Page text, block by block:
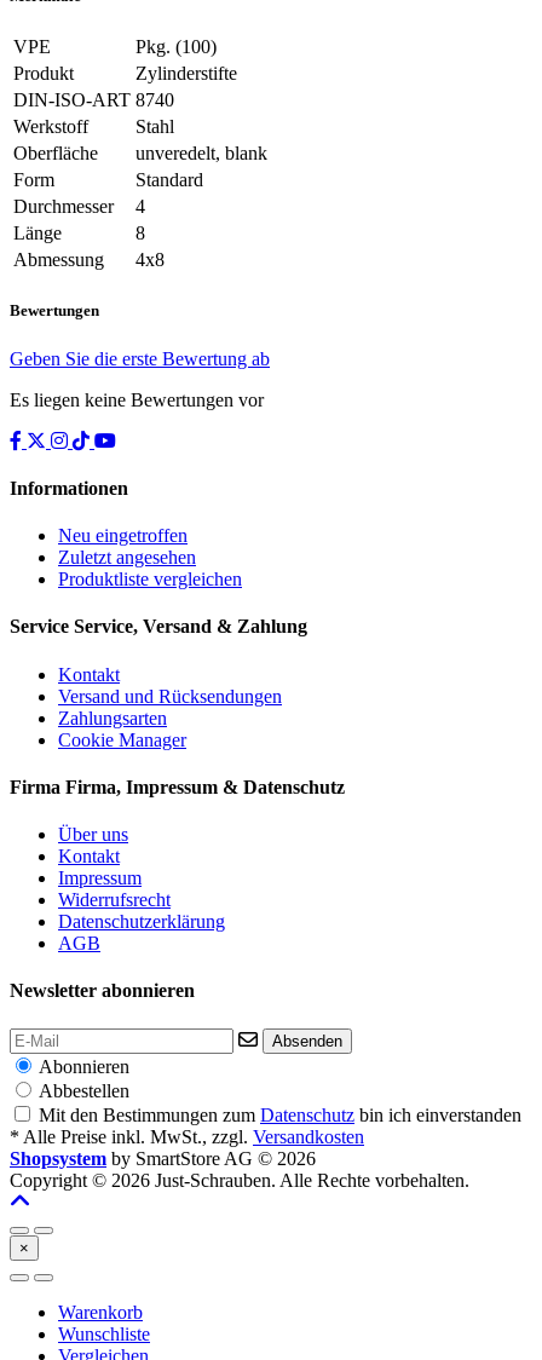
VPE
Pkg. (100)
Produkt
Zylinderstifte
DIN-ISO-ART 8740
Werkstoff
Stahl
Oberfläche
unveredelt, blank
Form
Standard
Durchmesser
4
Länge
8
Abmessung
4x8
Bewertungen
Geben Sie die erste Bewertung ab
Es liegen keine Bewertungen vor
Informationen
Neu eingetroffen
Zuletzt angesehen
Produktliste vergleichen
Service Service, Versand & Zahlung
Kontakt
Versand und Rücksendungen
Zahlungsarten
Cookie Manager
Firma Firma, Impressum & Datenschutz
Über uns
Kontakt
Impressum
Widerrufsrecht
Datenschutzerklärung
AGB
Newsletter abonnieren
Absenden
Abonnieren
Abbestellen
Mit den Bestimmungen zum Datenschutz bin ich einverstanden
* Alle Preise inkl. MwSt., zzgl. Versandkosten
Shopsystem by SmartStore AG © 2026
Copyright © 2026 Just-Schrauben. Alle Rechte vorbehalten.
×
Warenkorb
Wunschliste
Vergleichen